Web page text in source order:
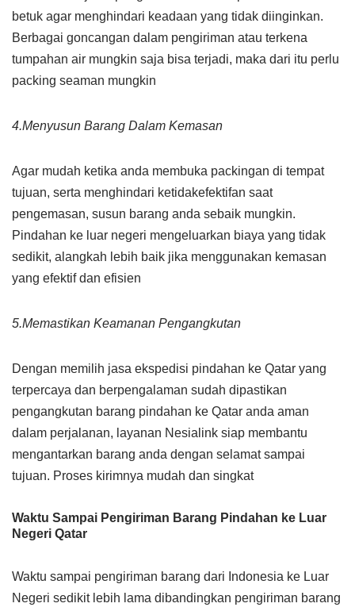
betuk agar menghindari keadaan yang tidak diinginkan.
Berbagai goncangan dalam pengiriman atau terkena
tumpahan air mungkin saja bisa terjadi, maka dari itu perlu
packing seaman mungkin
4.Menyusun Barang Dalam Kemasan
Agar mudah ketika anda membuka packingan di tempat
tujuan, serta menghindari ketidakefektifan saat
pengemasan, susun barang anda sebaik mungkin.
Pindahan ke luar negeri mengeluarkan biaya yang tidak
sedikit, alangkah lebih baik jika menggunakan kemasan
yang efektif dan efisien
5.Memastikan Keamanan Pengangkutan
Dengan memilih jasa ekspedisi pindahan ke Qatar yang
terpercaya dan berpengalaman sudah dipastikan
pengangkutan barang pindahan ke Qatar anda aman
dalam perjalanan, layanan Nesialink siap membantu
mengantarkan barang anda dengan selamat sampai
tujuan. Proses kirimnya mudah dan singkat
Waktu Sampai Pengiriman Barang Pindahan ke Luar
Negeri Qatar
Waktu sampai pengiriman barang dari Indonesia ke Luar
Negeri sedikit lebih lama dibandingkan pengiriman barang